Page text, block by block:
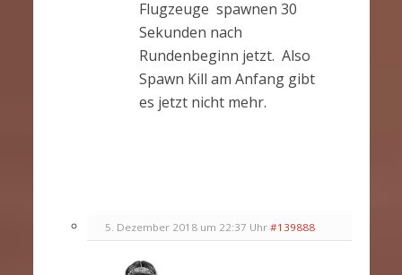
Flugzeuge spawnen 30
Sekunden nach
Rundenbeginn jetzt. Also
Spawn Kill am Anfang gibt
es jetzt nicht mehr.
5. Dezember 2018 um 22:37 Uhr #139888